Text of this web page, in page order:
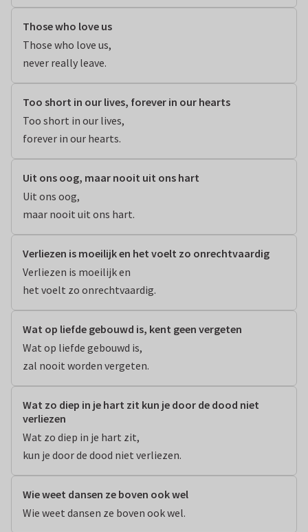
Those who love us
Those who love us,
never really leave.
Too short in our lives, forever in our hearts
Too short in our lives,
forever in our hearts.
Uit ons oog, maar nooit uit ons hart
Uit ons oog,
maar nooit uit ons hart.
Verliezen is moeilijk en het voelt zo onrechtvaardig
Verliezen is moeilijk en
het voelt zo onrechtvaardig.
Wat op liefde gebouwd is, kent geen vergeten
Wat op liefde gebouwd is,
zal nooit worden vergeten.
Wat zo diep in je hart zit kun je door de dood niet
verliezen
Wat zo diep in je hart zit,
kun je door de dood niet verliezen.
Wie weet dansen ze boven ook wel
Wie weet dansen ze boven ook wel.